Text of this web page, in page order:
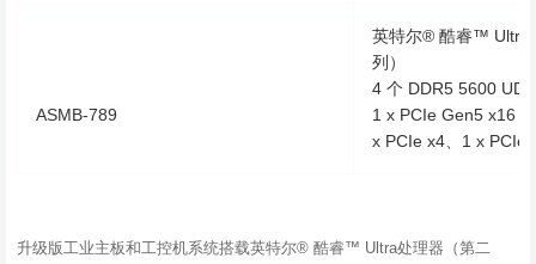
ASMB-789
英特尔® 酷睿™ Ultra
列）
4 个 DDR5 5600
1 x PCIe Gen5 x16
x PCIe x4、1 x PCIe
升级版工业主板和工控机系统搭载英特尔® 酷睿™ Ultra处理器（第二